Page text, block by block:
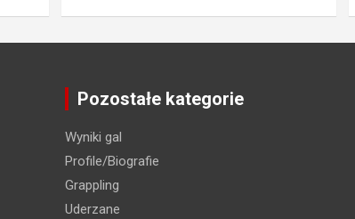
Pozostałe kategorie
Wyniki gal
Profile/Biografie
Grappling
Uderzane